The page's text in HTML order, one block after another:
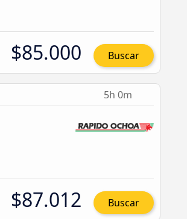
$85.000 Buscar
5h 0m
$87.012 Buscar